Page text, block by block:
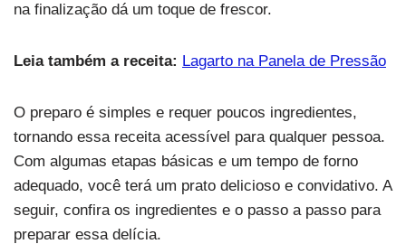
na finalização dá um toque de frescor.
Leia também a receita: Lagarto na Panela de Pressão
O preparo é simples e requer poucos ingredientes,
tornando essa receita acessível para qualquer pessoa.
Com algumas etapas básicas e um tempo de forno
adequado, você terá um prato delicioso e convidativo. A
seguir, confira os ingredientes e o passo a passo para
preparar essa delícia.